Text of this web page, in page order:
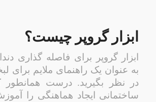
ابزار گروپر چیست؟
ابزار گروپر برای فاصله گذاری
به عنوان یک راهنمای ملایم برای
در نظر بگیرید. درست همانطور
ساختمانی ایجاد هماهنگی را